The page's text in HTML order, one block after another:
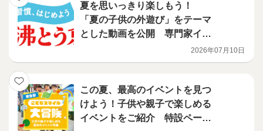
夏を思いっきり楽しもう！
「夏の子供の外遊び」をテーマ
とした動画を公開 専門家イン
2026年07月10日
この夏、最高のイベントを見つ
けよう！子供や親子で楽しめる
イベントをご紹介 特設ページ